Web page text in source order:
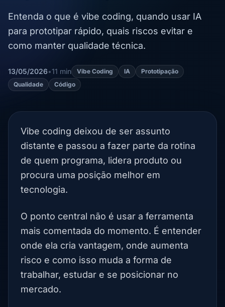
Entenda o que é vibe coding, quando usar IA
para prototipar rápido, quais riscos evitar e
como manter qualidade técnica.
13/05/2026•11 min Vibe Coding IA
Prototipação
Qualidade
Código
Vibe coding deixou de ser assunto
distante e passou a fazer parte da rotina
de quem programa, lidera produto ou
procura uma posição melhor em
tecnologia.
O ponto central não é usar a ferramenta
mais comentada do momento. É entender
onde ela cria vantagem, onde aumenta
risco e como isso muda a forma de
trabalhar, estudar e se posicionar no
mercado.